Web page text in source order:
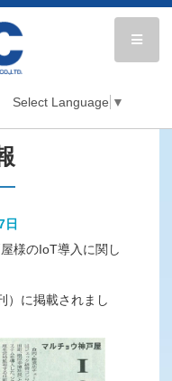
Select Language ▼
報
日
様のIoT導入に関し
）に掲載されまし